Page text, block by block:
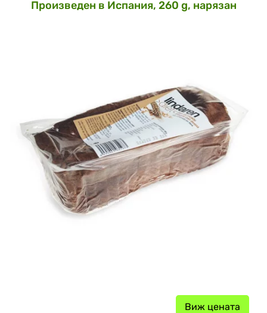
Произведен в Испания, 260 g, нарязан
Виж цената